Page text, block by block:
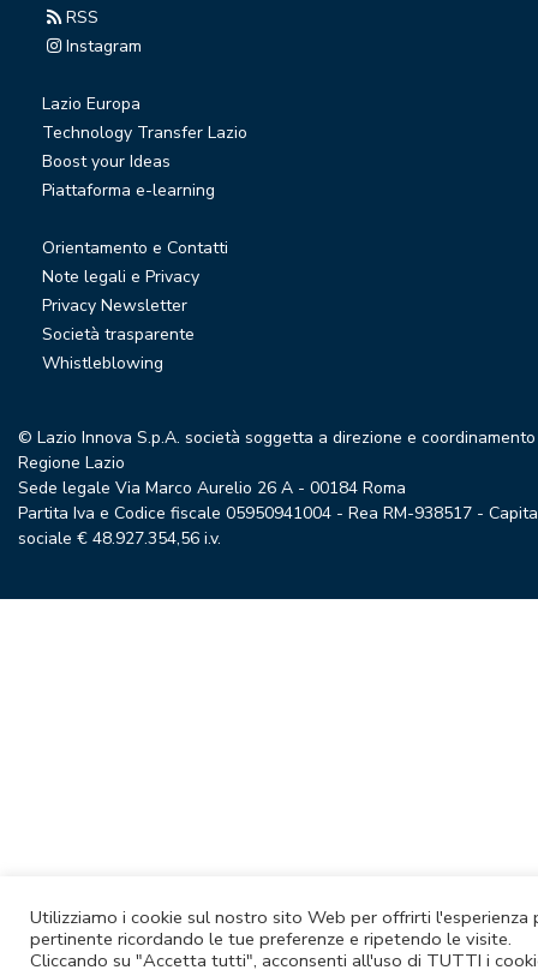
RSS
Instagram
Lazio Europa
Technology Transfer Lazio
Boost your Ideas
Piattaforma e-learning
Orientamento e Contatti
Note legali e Privacy
Privacy Newsletter
Società trasparente
Whistleblowing
© Lazio Innova S.p.A. società soggetta a direzione e
Regione Lazio
Sede legale Via Marco Aurelio 26 A - 00184 Roma
Partita Iva e Codice fiscale 05950941004 - Rea RM-938517 -
sociale € 48.927.354,56 i.v.
Utilizziamo i cookie sul nostro sito Web per offrirti l'esperienza
pertinente ricordando le tue preferenze e ripetendo le visite.
Cliccando su "Accetta tutti", acconsenti all'uso di TUTTI i